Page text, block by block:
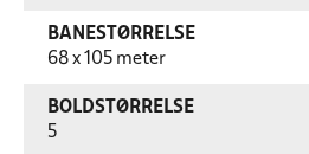
BANESTØRRELSE
68 x 105 meter
BOLDSTØRRELSE
5